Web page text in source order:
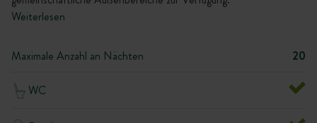
Weiterlesen
Maximale Anzahl an Nächten 20
WC